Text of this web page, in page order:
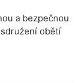
a bezpečnou
obětí